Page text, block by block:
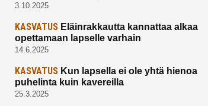
3.10.2025
KASVATUS Eläinrakkautta kannattaa alkaa
opettamaan lapselle varhain
14.6.2025
KASVATUS Kun lapsella ei ole yhtä hienoa
puhelinta kuin kavereilla
25.3.2025